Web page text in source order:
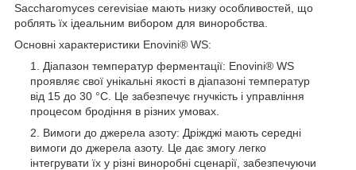
Saccharomyces cerevisiae мають низку особливостей, що
роблять їх ідеальним вибором для виноробства.
Основні характеристики Enovini® WS:
Діапазон температур ферментації: Enovini® WS
проявляє свої унікальні якості в діапазоні температур
від 15 до 30 °C. Це забезпечує гнучкість і управління
процесом бродіння в різних умовах.
Вимоги до джерела азоту: Дріжджі мають середні
вимоги до джерела азоту. Це дає змогу легко
інтегрувати їх у різні виноробні сценарії, забезпечуючи